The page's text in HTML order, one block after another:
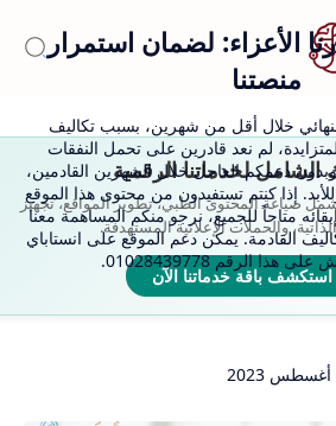
الأعزاء: لضمان استمرار
منصتنا
النهائي خلال أقل من شهرين، بسبب تكاليف
لم نعد قادرين على تحمل النفقات
وبدون دعمكم العاجل خلال الشهرين القادمين،
إذا كنتم تستفيدون من محتوى هذا الموقع
متاحاً للجميع، نرجو منكم المساهمة معنا
القادمة. يمكن دعم الموقع على انستاباي
الرقم 01028439778.
الشامل لخدماتنا الرقمية
صياغة المحتوى الطبي، تطوير المواقع، تجهيز
والحملات الإعلانية المستهدفة.
استكشف باقة خدماتنا الآن
أغسطس 2023